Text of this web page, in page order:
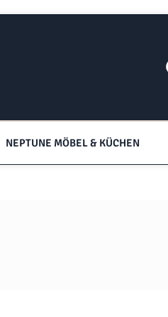
NEPTUNE MÖBEL & KÜCHEN